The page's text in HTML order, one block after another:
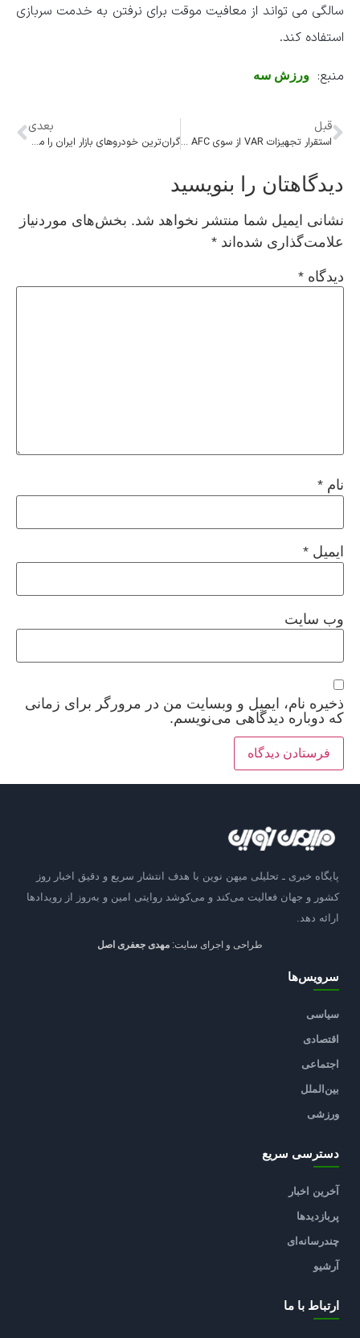
سالگی می تواند از معافیت موقت برای نرفتن به خدمت سربازی
استفاده کند.
منبع:
ورزش سه
قبل
استقرار تجهیزات VAR از سوی AFC در ایران
بعدی
گران‌ترین خودروهای بازار ایران را می‌شناسید؟
دیدگاهتان را بنویسید
نشانی ایمیل شما منتشر نخواهد شد. بخش‌های موردنیاز
علامت‌گذاری شده‌اند *
دیدگاه *
نام *
ایمیل *
وب‌ سایت
ذخیره نام، ایمیل و وبسایت من در مرورگر برای زمانی
که دوباره دیدگاهی می‌نویسم.
پایگاه خبری ـ تحلیلی میهن نوین با هدف انتشار سریع و دقیق اخبار روز
کشور و جهان فعالیت می‌کند و می‌کوشد روایتی امین و به‌روز از رویدادها
ارائه دهد.
طراحی و اجرای سایت: مهدی جعفری اصل
سرویس‌ها
سیاسی
اقتصادی
اجتماعی
بین‌الملل
ورزشی
دسترسی سریع
آخرین اخبار
پربازدیدها
چندرسانه‌ای
آرشیو
ارتباط با ما